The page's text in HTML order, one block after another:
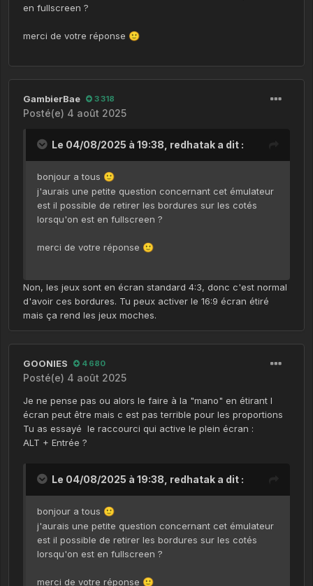
en fullscreen ?
merci de votre réponse 🙂
GambierBae 3 318
Posté(e) 4 août 2025
Le 04/08/2025 à 19:38, redhatak a dit :
bonjour a tous 🙂
j'aurais une petite question concernant cet émulateur
est il possible de retirer les bordures sur les cotés
lorsqu'on est en fullscreen ?
merci de votre réponse 🙂
Non, les jeux sont en écran standard 4:3, donc c'est normal
d'avoir ces bordures. Tu peux activer le 16:9 écran étiré
mais ça rend les jeux moches.
GOONIES 4 680
Posté(e) 4 août 2025
Je ne pense pas ou alors le faire à la "mano" en étirant l
écran peut être mais c est pas terrible pour les proportions
Tu as essayé le raccourci qui active le plein écran :
ALT + Entrée ?
Le 04/08/2025 à 19:38, redhatak a dit :
bonjour a tous 🙂
j'aurais une petite question concernant cet émulateur
est il possible de retirer les bordures sur les cotés
lorsqu'on est en fullscreen ?
merci de votre réponse 🙂